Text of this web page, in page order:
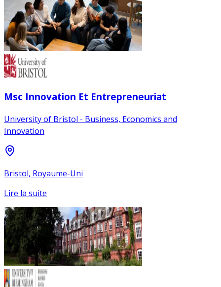
Msc Innovation Et Entrepreneuriat
University of Bristol - Business, Economics and
Innovation
Bristol, Royaume-Uni
Lire la suite